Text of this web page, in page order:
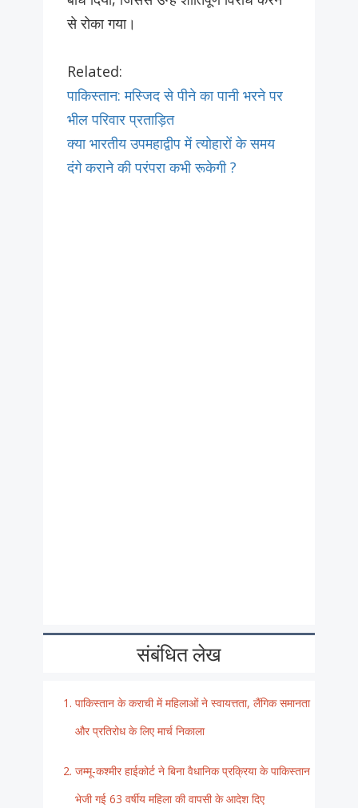
से रोका गया।
Related:
पाकिस्तान: मस्जिद से पीने का पानी भरने पर
भील परिवार प्रताड़ित
क्या भारतीय उपमहाद्वीप में त्योहारों के समय
दंगे कराने की परंपरा कभी रूकेगी ?
संबंधित लेख
पाकिस्तान के कराची में महिलाओं ने स्वायत्तता, लैंगिक समानता
और प्रतिरोध के लिए मार्च निकाला
जम्मू-कश्मीर हाईकोर्ट ने बिना वैधानिक प्रक्रिया के पाकिस्तान
भेजी गई 63 वर्षीय महिला की वापसी के आदेश दिए